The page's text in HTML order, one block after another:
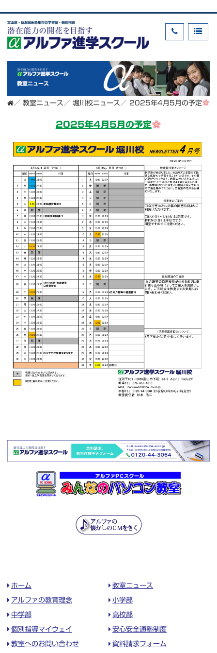
富山県・新潟県糸魚川市の学習塾・個別指導
教室ニュース
／ 教室ニュース ／ 堀川校ニュース ／ 2025年4月5月の予定
2025年4月5月の予定
ホーム 教室ニュース
アルファの教育理念 小学部
中学部 高校部
個別指導マイウェイ 安心安全通塾制度
教室へのお問い合わせ 資料請求フォーム